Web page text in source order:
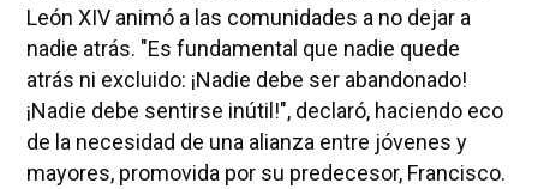
León XIV animó a las comunidades a no dejar a
nadie atrás. "Es fundamental que nadie quede
atrás ni excluido: ¡Nadie debe ser abandonado!
¡Nadie debe sentirse inútil!", declaró, haciendo eco
de la necesidad de una alianza entre jóvenes y
mayores, promovida por su predecesor, Francisco.